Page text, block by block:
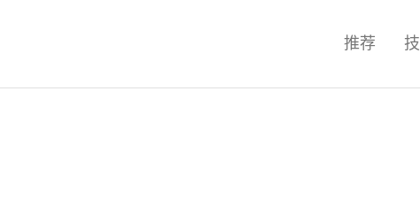
科技互联网,科技,资讯,动态,洞察
推荐